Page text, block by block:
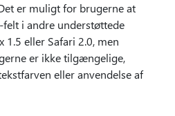
er muligt for brugerne at
felt i andre understøttede
1.5 eller Safari 2.0, men
er ikke tilgængelige,
eller anvendelse af